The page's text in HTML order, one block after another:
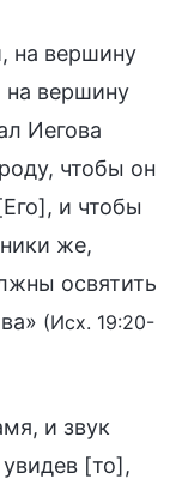
на вершину
на вершину
Иегова
чтобы он
и чтобы
же,
освятить
(Исх. 19:20-
и звук
[то],